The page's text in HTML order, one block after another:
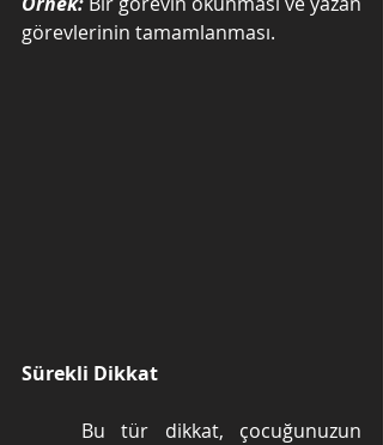
görevlerinin tamamlanması.
Sürekli Dikkat